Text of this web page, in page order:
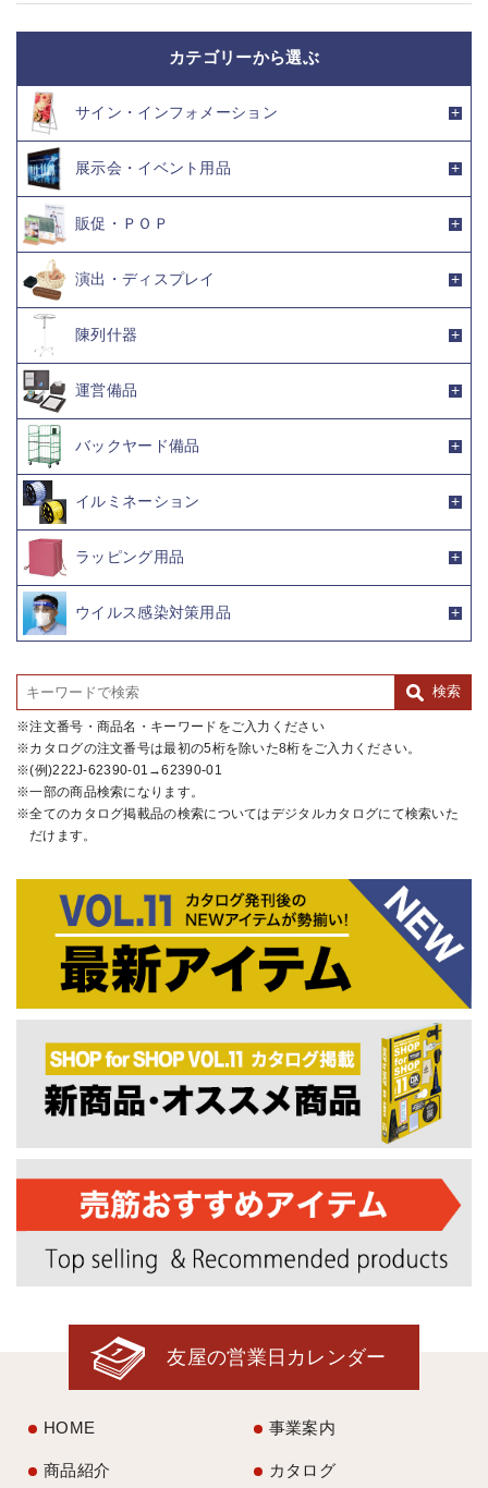
カテゴリーから選ぶ
サイン・インフォメーション
展示会・イベント用品
販促・ＰＯＰ
演出・ディスプレイ
陳列什器
運営備品
バックヤード備品
イルミネーション
ラッピング用品
ウイルス感染対策用品
注文番号・商品名・キーワードをご入力ください
カタログの注文番号は最初の5桁を除いた8桁をご入力ください。
(例)222J-62390-01→62390-01
一部の商品検索になります。
全てのカタログ掲載品の検索についてはデジタルカタログにて検索いた
だけます。
友屋の営業日カレンダー
HOME 事業案内
商品紹介 カタログ